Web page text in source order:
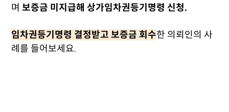
며 보증금 미지급해 상가임차권등기명령 신청.
임차권등기명령 결정받고 보증금 회수한 의뢰인의 사
례를 들어보세요.